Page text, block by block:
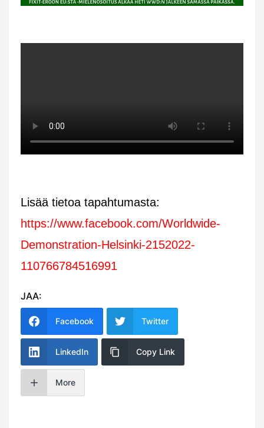
Lisää tietoa tapahtumasta:
https://www.facebook.com/Worldwide-
Demonstration-Helsinki-2152022-
110766784516991
JAA:
Facebook Twitter
LinkedIn Copy Link
More